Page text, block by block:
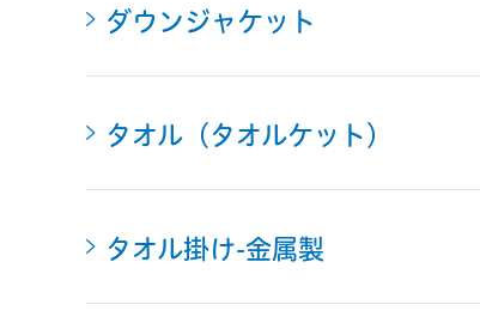
ダウンジャケット
タオル（タオルケット）
タオル掛け-金属製